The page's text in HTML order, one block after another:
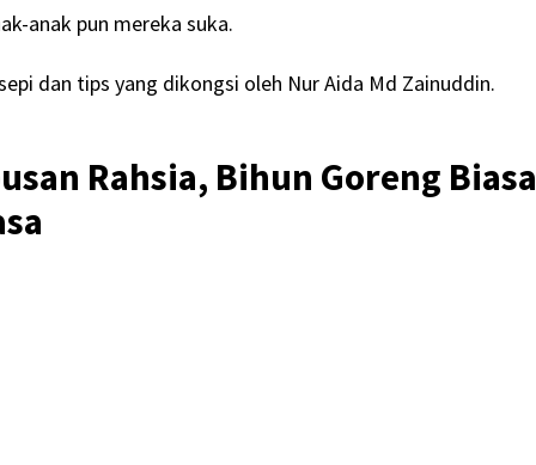
anak pun mereka suka.
dan tips yang dikongsi oleh Nur Aida Md Zainuddin.
Rahsia, Bihun Goreng Biasa